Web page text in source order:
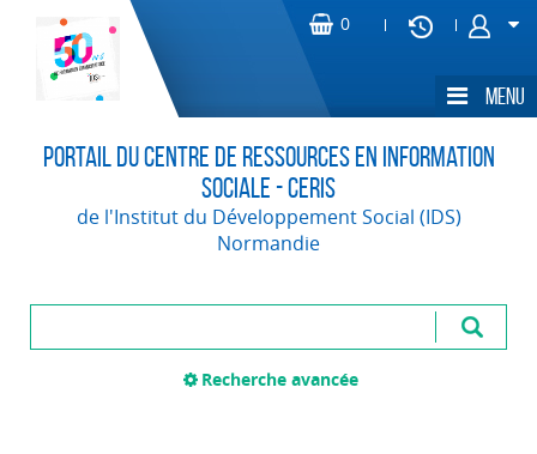
Portail du Centre de Ressources en Information
Sociale - CERIS
de l'Institut du Développement Social (IDS)
Normandie
Recherche avancée